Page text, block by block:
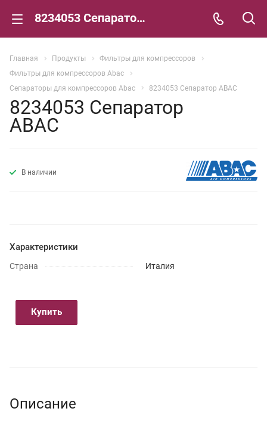
8234053 Сепаратор ABAC
Главная Продукты
Фильтры для компрессоров
Фильтры для компрессоров Abac
Сепараторы для компрессоров Abac
8234053 Сепаратор ABAC
8234053 Сепаратор
ABAC
В наличии
Характеристики
Страна Италия
Купить
Описание